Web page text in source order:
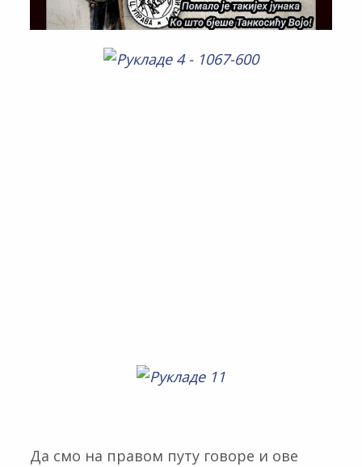
Да смо на правом путу говоре и ове